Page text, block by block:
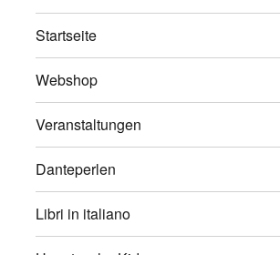
Startseite
Webshop
Veranstaltungen
Danteperlen
Libri in italiano